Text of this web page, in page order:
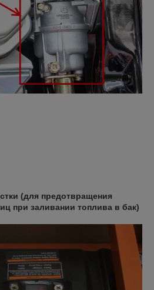
(для предотвращения
при заливании топлива в бак)